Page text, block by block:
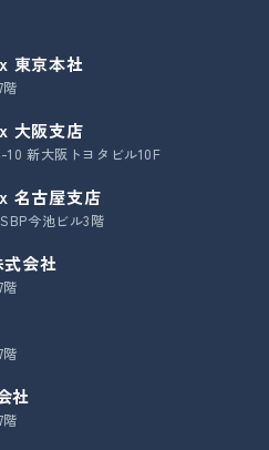
東京本社
階
大阪支店
新大阪トヨタビル10F
名古屋支店
今池ビル3階
会社
階
階
社
階